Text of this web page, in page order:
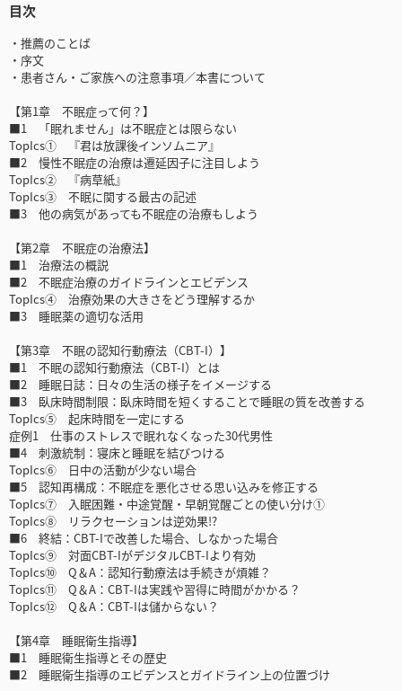
目次
・推薦のことば
・序文
・患者さん・ご家族への注意事項／本書について
【第1章 不眠症って何？】
■1 「眠れません」は不眠症とは限らない
TopIcs① 『君は放課後インソムニア』
■2 慢性不眠症の治療は遷延因子に注目しよう
TopIcs② 『病草紙』
TopIcs③ 不眠に関する最古の記述
■3 他の病気があっても不眠症の治療もしよう
【第2章 不眠症の治療法】
■1 治療法の概説
■2 不眠症治療のガイドラインとエビデンス
TopIcs④ 治療効果の大きさをどう理解するか
■3 睡眠薬の適切な活用
【第3章 不眠の認知行動療法（CBT-I）】
■1 不眠の認知行動療法（CBT-I）とは
■2 睡眠日誌：日々の生活の様子をイメージする
■3 臥床時間制限：臥床時間を短くすることで睡眠の質を改善する
TopIcs⑤ 起床時間を一定にする
症例1 仕事のストレスで眠れなくなった30代男性
■4 刺激統制：寝床と睡眠を結びつける
TopIcs⑥ 日中の活動が少ない場合
■5 認知再構成：不眠症を悪化させる思い込みを修正する
TopIcs⑦ 入眠困難・中途覚醒・早朝覚醒ごとの使い分け①
TopIcs⑧ リラクセーションは逆効果!?
■6 終結：CBT-Iで改善した場合、しなかった場合
TopIcs⑨ 対面CBT-IがデジタルCBT-Iより有効
TopIcs⑩ Q＆A：認知行動療法は手続きが煩雑？
TopIcs⑪ Q＆A：CBT-Iは実践や習得に時間がかかる？
TopIcs⑫ Q＆A：CBT-Iは儲からない？
【第4章 睡眠衛生指導】
■1 睡眠衛生指導とその歴史
■2 睡眠衛生指導のエビデンスとガイドライン上の位置づけ